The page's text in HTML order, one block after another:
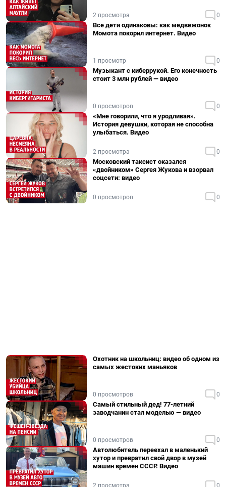
2 просмотра 0
Все дети одинаковы: как медвежонок
Момота покорил интернет. Видео
1 просмотр 0
Музыкант с киберрукой. Его конечность
стоит 3 млн рублей — видео
0 просмотров 0
«Мне говорили, что я уродливая».
История девушки, которая не способна
улыбаться. Видео
2 просмотра 0
Московский таксист оказался
«двойником» Сергея Жукова и взорвал
соцсети: видео
0 просмотров 0
Охотник на школьниц: видео об одном из
самых жестоких маньяков
0 просмотров 0
Самый стильный дед! 77-летний
заводчанин стал моделью — видео
0 просмотров 0
Автолюбитель переехал в маленький
хутор и превратил свой двор в музей
машин времен СССР. Видео
2 просмотра 0